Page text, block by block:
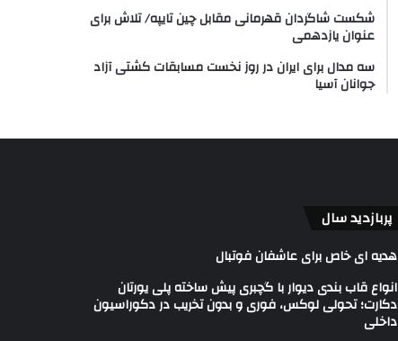
شکست شاگردان قهرمانی مقابل چین تایپه/ تلاش برای
عنوان یازدهمی
سه مدال برای ایران در روز نخست مسابقات کشتی آزاد
جوانان آسیا
پربازدید سال
هدیه ای خاص برای عاشفان فوتبال
انواع قاب بندی دیوار با گچبری پیش ساخته پلی یورتان
دکارت؛ تحولی لوکس، فوری و بدون تخریب در دکوراسیون
داخلی